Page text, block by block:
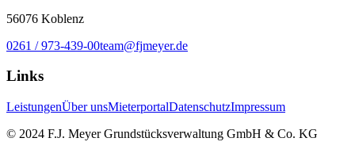
56076 Koblenz
0261 / 973-439-00team@fjmeyer.de
Links
LeistungenÜber unsMieterportalDatenschutzImpressum
© 2024 F.J. Meyer Grundstücksverwaltung GmbH & Co. KG